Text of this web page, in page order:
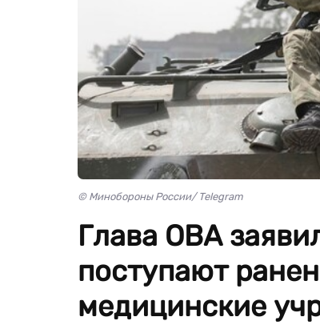
© Минобороны России/ Telegram
Глава ОВА
поступают
медицинские